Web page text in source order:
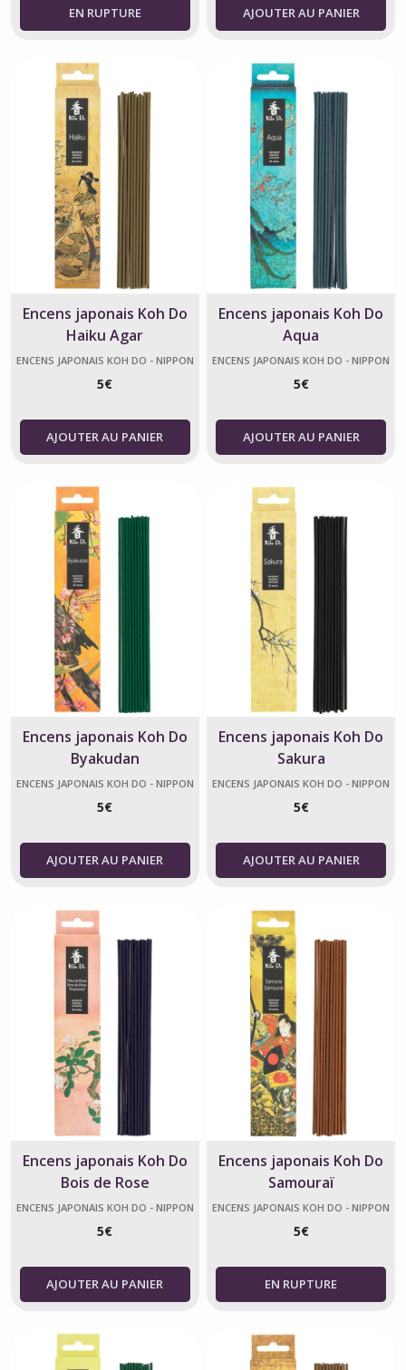
AJOUTER AU PANIER
Encens japonais Koh Do
Haiku Agar
ENCENS JAPONAIS KOH DO - NIPPON
5€
AJOUTER AU PANIER
Encens japonais Koh Do
Aqua
ENCENS JAPONAIS KOH DO - NIPPON
5€
AJOUTER AU PANIER
Encens japonais Koh Do
Byakudan
ENCENS JAPONAIS KOH DO - NIPPON
5€
AJOUTER AU PANIER
Encens japonais Koh Do
Sakura
ENCENS JAPONAIS KOH DO - NIPPON
5€
AJOUTER AU PANIER
Encens japonais Koh Do
Bois de Rose
ENCENS JAPONAIS KOH DO - NIPPON
5€
AJOUTER AU PANIER
Encens japonais Koh Do
Samouraï
ENCENS JAPONAIS KOH DO - NIPPON
5€